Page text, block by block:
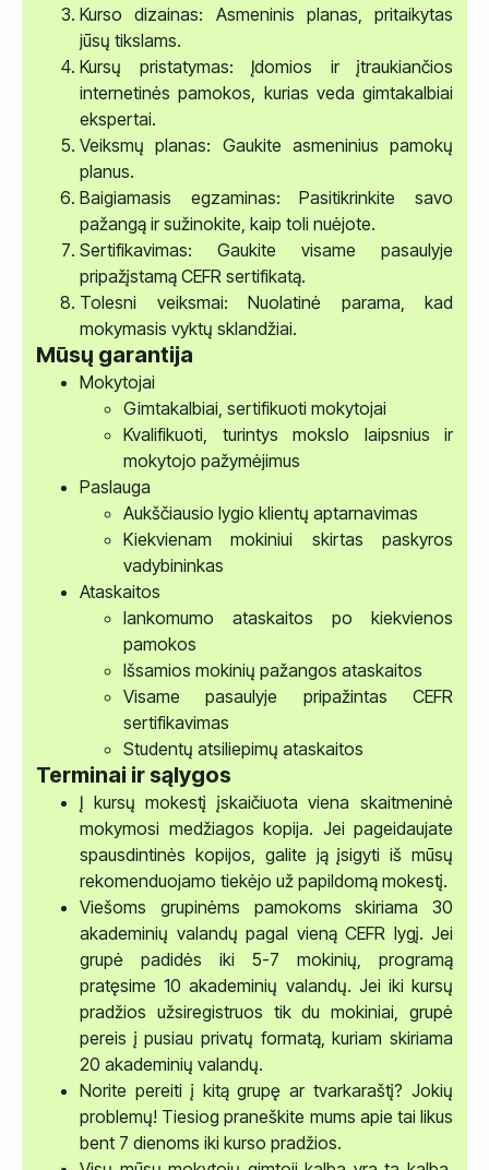
Kurso dizainas: Asmeninis planas, pritaikytas
jūsų tikslams.
Kursų pristatymas: Įdomios ir įtraukiančios
internetinės pamokos, kurias veda gimtakalbiai
ekspertai.
Veiksmų planas: Gaukite asmeninius pamokų
planus.
Baigiamasis egzaminas: Pasitikrinkite savo
pažangą ir sužinokite, kaip toli nuėjote.
Sertifikavimas: Gaukite visame pasaulyje
pripažįstamą CEFR sertifikatą.
Tolesni veiksmai: Nuolatinė parama, kad
mokymasis vyktų sklandžiai.
Mūsų garantija
Mokytojai
Gimtakalbiai, sertifikuoti mokytojai
Kvalifikuoti, turintys mokslo laipsnius ir
mokytojo pažymėjimus
Paslauga
Aukščiausio lygio klientų aptarnavimas
Kiekvienam mokiniui skirtas paskyros
vadybininkas
Ataskaitos
lankomumo ataskaitos po kiekvienos
pamokos
Išsamios mokinių pažangos ataskaitos
Visame pasaulyje pripažintas CEFR
sertifikavimas
Studentų atsiliepimų ataskaitos
Terminai ir sąlygos
Į kursų mokestį įskaičiuota viena skaitmeninė
mokymosi medžiagos kopija. Jei pageidaujate
spausdintinės kopijos, galite ją įsigyti iš mūsų
rekomenduojamo tiekėjo už papildomą mokestį.
Viešoms grupinėms pamokoms skiriama 30
akademinių valandų pagal vieną CEFR lygį. Jei
grupė padidės iki 5-7 mokinių, programą
pratęsime 10 akademinių valandų. Jei iki kursų
pradžios užsiregistruos tik du mokiniai, grupė
pereis į pusiau privatų formatą, kuriam skiriama
20 akademinių valandų.
Norite pereiti į kitą grupę ar tvarkaraštį? Jokių
problemų! Tiesiog praneškite mums apie tai likus
bent 7 dienoms iki kurso pradžios.